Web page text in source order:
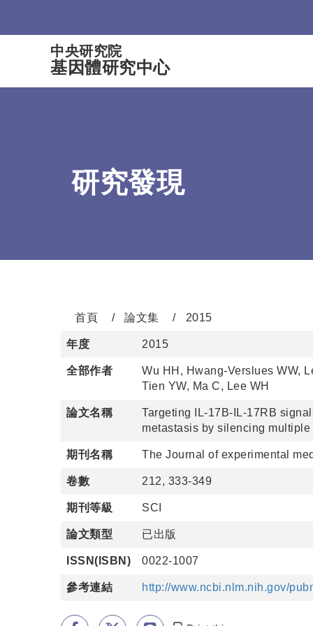
中央研究院
基因體研究中心
研究發現
首頁 論文集 2015
年度 2015
全部作者
Wu HH, Hwang-Verslues WW,
Tien YW, Ma C, Lee WH
論文名稱
Targeting IL-17B-IL-17RB
metastasis by silencing multiple
期刊名稱 The Journal of experimental
卷數 212, 333-349
期刊等級 SCI
論文類型 已出版
ISSN(ISBN) 0022-1007
參考連結 http://www.ncbi.nlm.nih.gov/